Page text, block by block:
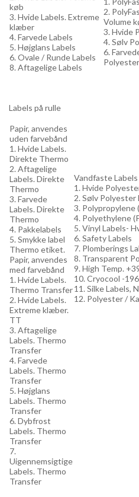
køb
3. Hvide Labels. Extreme
klæber
4. Farvede Labels
5. Højglans Labels
6. Ovale / Runde Labels
8. Aftagelige Labels
2.
Volume
3. Hvide
4. Sølv
6.
Polyester
Labels på rulle
Papir, anvendes
uden farvebånd
1. Hvide Labels.
Direkte Thermo
2. Aftagelige
Labels. Direkte
Thermo
3. Farvede
Labels. Direkte
Thermo
4. Pakkelabels
5. Smykke label
Thermo etiket.
Papir, anvendes
med farvebånd
1. Hvide Labels.
Thermo Transfer
2. Hvide Labels.
Extreme klæber.
TT
3. Aftagelige
Labels. Thermo
Transfer
4. Farvede
Labels. Thermo
Transfer
5. Højglans
Labels. Thermo
Transfer
6. Dybfrost
Labels. Thermo
Transfer
7.
Uigennemsigtige
Labels. Thermo
Transfer
Vandfaste
1. Hvide
2. Sølv Polyester
3. Polypropylene
4. Polyethylene
5. Vinyl Labels-
6. Safety Labels
7. Plomberings
8. Transparent
9. High Temp.
10. Cryocool -196
11. Silke Labels,
12. Polyester /